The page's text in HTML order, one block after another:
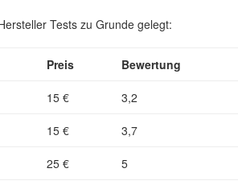
Tests zu Grunde gelegt:
Preis Bewertung
15 € 3,2
15 € 3,7
25 € 5